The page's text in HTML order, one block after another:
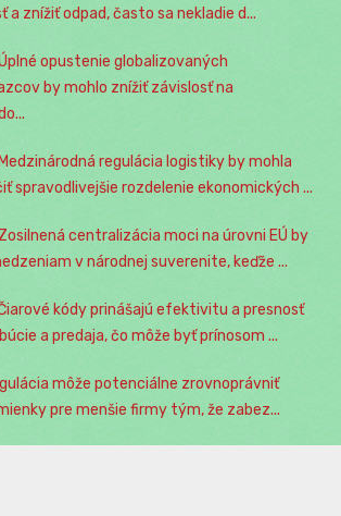
znížiť odpad, často sa nekladie d...
opustenie globalizovaných
by mohlo znížiť závislosť na
Medzinárodná regulácia logistiky by mohla
spravodlivejšie rozdelenie ekonomických ...
Zosilnená centralizácia moci na úrovni EÚ by
v národnej suverenite, keďže ...
kódy prinášajú efektivitu a presnosť
a predaja, čo môže byť prínosom ...
môže potenciálne zrovnoprávniť
pre menšie firmy tým, že zabez...